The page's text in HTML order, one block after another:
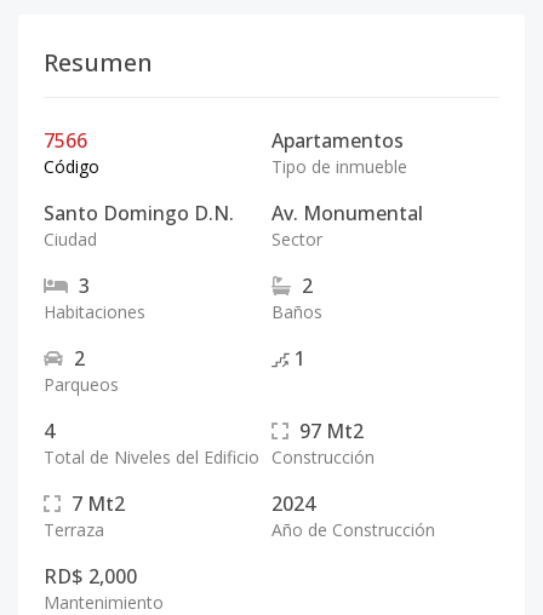
Resumen
7566
Código
Apartamentos
Tipo de inmueble
Santo Domingo D.N.
Ciudad
Av. Monumental
Sector
3
Habitaciones
2
Baños
2
Parqueos
1
4
Total de Niveles del Edificio
97 Mt2
Construcción
7 Mt2
Terraza
2024
Año de Construcción
RD$ 2,000
Mantenimiento